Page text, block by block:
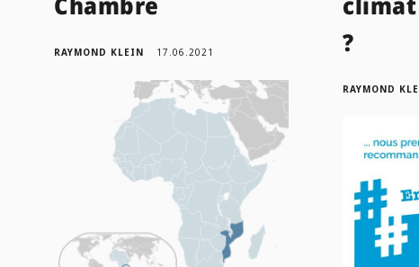
RAYMOND KLEIN 17.06.2021
?
RAYMOND